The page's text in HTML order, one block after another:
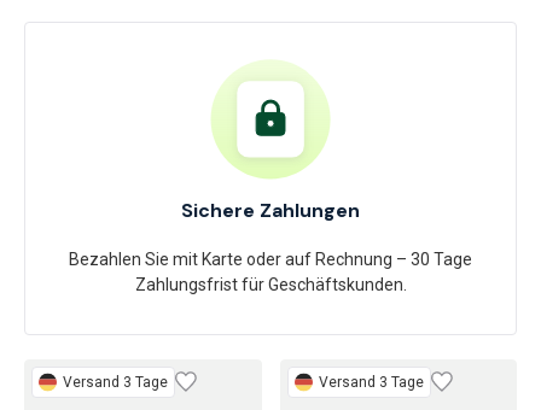
Sichere Zahlungen
Bezahlen Sie mit Karte oder auf Rechnung – 30 Tage
Zahlungsfrist für Geschäftskunden.
Versand 3 Tage Versand 3 Tage